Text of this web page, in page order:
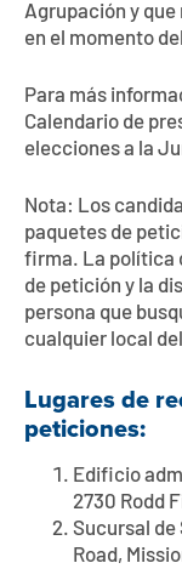
Agrupación y que
en el momento
Para más
Calendario de
elecciones a la
Nota: Los
paquetes de
firma. La política
de petición y la
persona que
cualquier local
Lugares de
peticiones:
Edificio
2730 Rodd
Sucursal de
Road,